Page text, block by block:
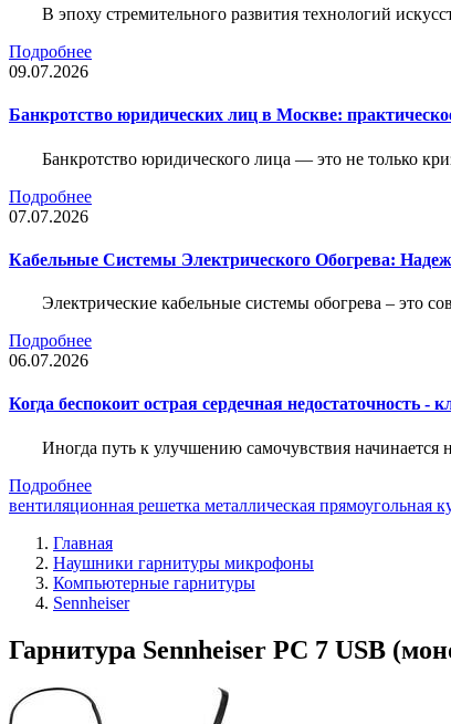
В эпоху стремительного развития технологий
Подробнее
09.07.2026
Банкротство юридических лиц в Москве:
Банкротство юридического лица — это не только
Подробнее
07.07.2026
Кабельные Системы Электрического Обогрева:
Электрические кабельные системы обогрева – это
Подробнее
06.07.2026
Когда беспокоит острая сердечная недостаточность -
Иногда путь к улучшению самочувствия начинается
Подробнее
вентиляционная решетка металлическая прямоугольная
Главная
Наушники гарнитуры микрофоны
Компьютерные гарнитуры
Sennheiser
Гарнитура Sennheiser PC 7 USB